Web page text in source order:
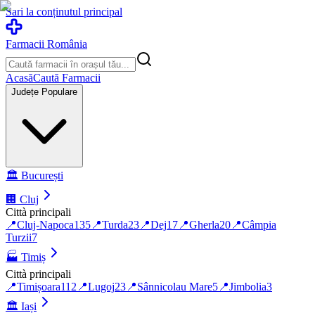
Sari la conținutul principal
Farmacii România
AcasăCaută Farmacii
Județe Populare
🏛️ București
🏢 Cluj
Città principali
📍Cluj-Napoca135 📍Turda23 📍Dej17 📍Gherla20 📍Câmpia
Turzii7
🏭 Timiș
Città principali
📍Timișoara112 📍Lugoj23 📍Sânnicolau Mare5 📍Jimbolia3
🏛️ Iași